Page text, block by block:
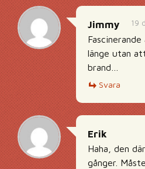
19
Jimmy
länge utan
brand…
Svara
Erik
Haha, den
gånger.